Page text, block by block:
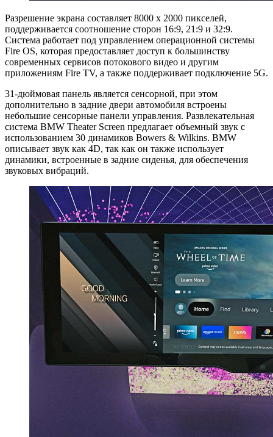
Разрешение экрана составляет 8000 x 2000 пикселей,
поддерживается соотношение сторон 16:9, 21:9 и 32:9.
Система работает под управлением операционной системы
Fire OS, которая предоставляет доступ к большинству
современных сервисов потокового видео и другим
приложениям Fire TV, а также поддерживает подключение 5G.
31-дюймовая панель является сенсорной, при этом
дополнительно в задние двери автомобиля встроены
небольшие сенсорные панели управления. Развлекательная
система BMW Theater Screen предлагает объемный звук с
использованием 30 динамиков Bowers & Wilkins. BMW
описывает звук как 4D, так как он также использует
динамики, встроенные в задние сиденья, для обеспечения
звуковых вибраций.